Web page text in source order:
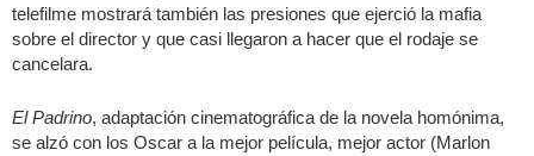
telefilme mostrará también las presiones que ejerció la mafia
sobre el director y que casi llegaron a hacer que el rodaje se
cancelara.
El Padrino, adaptación cinematográfica de la novela homónima,
se alzó con los Oscar a la mejor película, mejor actor (Marlon